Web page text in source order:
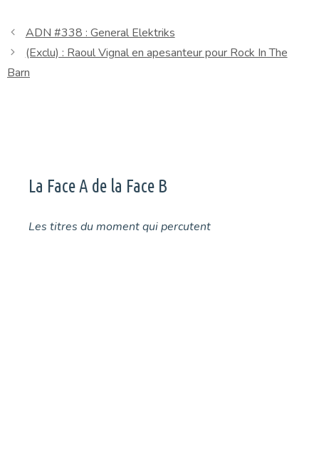
ADN #338 : General Elektriks
(Exclu) : Raoul Vignal en apesanteur pour Rock In The
Barn
La Face A de la Face B
Les titres du moment qui percutent